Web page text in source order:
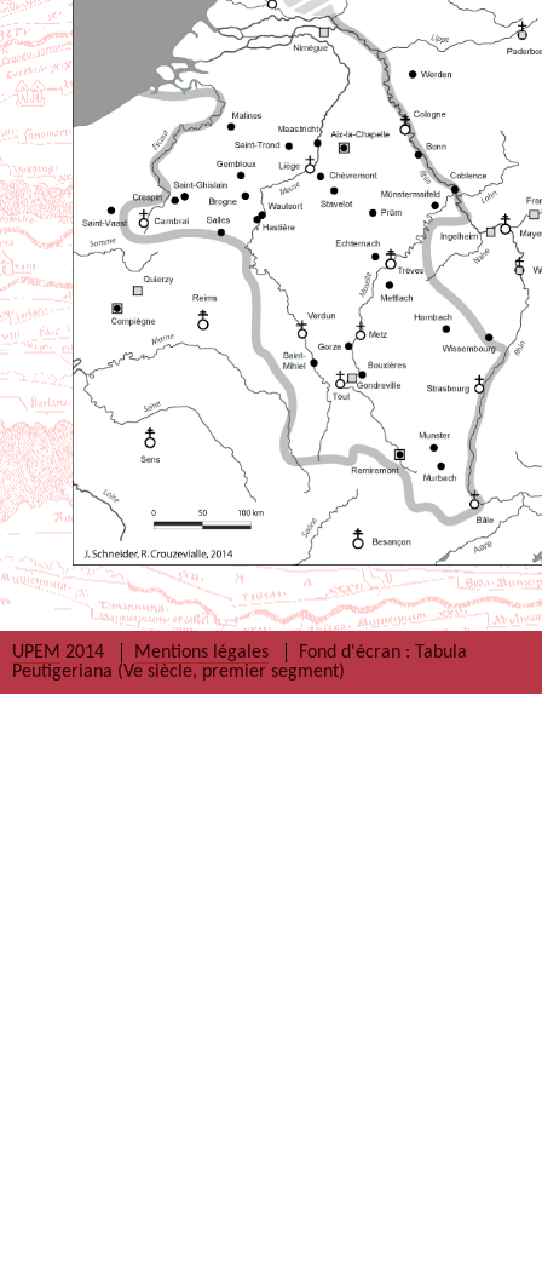
UPEM 2014 Mentions légales
Fond d'écran : Tabula
Peutigeriana (Ve siècle, premier segment)